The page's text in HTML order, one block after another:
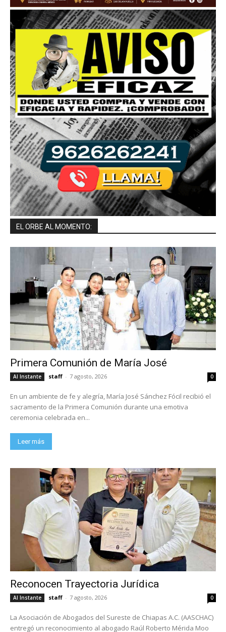
EL ORBE AL MOMENTO:
Primera Comunión de María José
Al Instante staff - 7 agosto, 2026 0
En un ambiente de fe y alegría, María José Sánchez Fócil recibió el
sacramento de la Primera Comunión durante una emotiva
ceremonia celebrada en...
Leer más
Reconocen Trayectoria Jurídica
Al Instante staff - 7 agosto, 2026 0
La Asociación de Abogados del Sureste de Chiapas A.C. (AASCHAC)
entregó un reconocimiento al abogado Raúl Roberto Mérida Moo